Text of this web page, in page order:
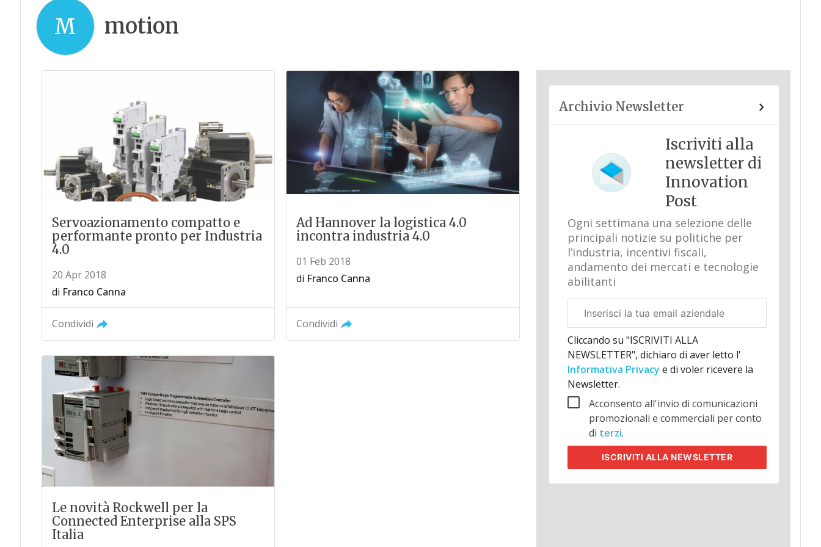
M motion
Servoazionamento compatto e
performante pronto per Industria
4.0
20 Apr 2018
di Franco Canna
Condividi
Ad Hannover la logistica 4.0
incontra industria 4.0
01 Feb 2018
di Franco Canna
Condividi
Le novità Rockwell per la
Connected Enterprise alla SPS
Italia
Archivio Newsletter
Iscriviti alla
newsletter di
Innovation
Post
Ogni settimana una selezione delle
principali notizie su politiche per
l’industria, incentivi fiscali,
andamento dei mercati e tecnologie
abilitanti
aziendale
Cliccando su "ISCRIVITI ALLA
NEWSLETTER", dichiaro di aver letto l'
Informativa Privacy e di voler ricevere la
Newsletter.
Acconsento all'invio di comunicazioni
promozionali e commerciali per conto
di terzi.
ISCRIVITI ALLA NEWSLETTER